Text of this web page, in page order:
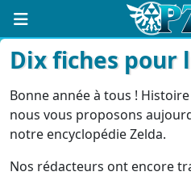
Dix fiches pour
Bonne année à tous !
nous vous proposons
notre encyclopédie Zelda.
Nos rédacteurs ont encore